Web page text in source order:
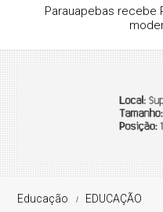
Parauapebas recebe
Educação EDUCAÇÃO